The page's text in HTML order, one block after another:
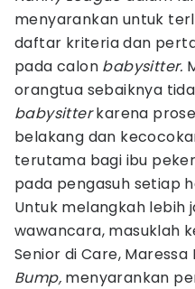
menyarankan untuk
daftar kriteria dan
pada calon babysitter.
orangtua sebaiknya
babysitterkarena
belakang dan
terutama bagi ibu
pada pengasuh setiap
Untuk melangkah lebih
wawancara, masuklah
Senior di Care,
Bump, menyarankan